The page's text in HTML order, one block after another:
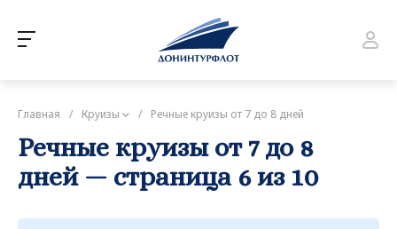
Главная / Круизы / Речные круизы от 7 до 8 дней
Речные круизы от 7 до 8
дней — страница 6 из 10